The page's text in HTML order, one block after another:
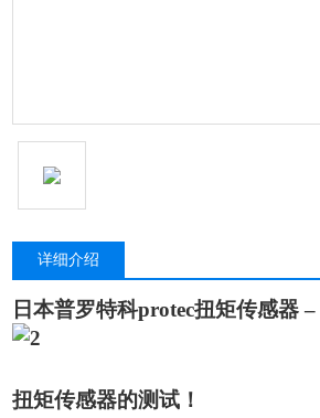
详细介绍
日本普罗特科protec扭矩传感器 –
扭矩传感器的测试！